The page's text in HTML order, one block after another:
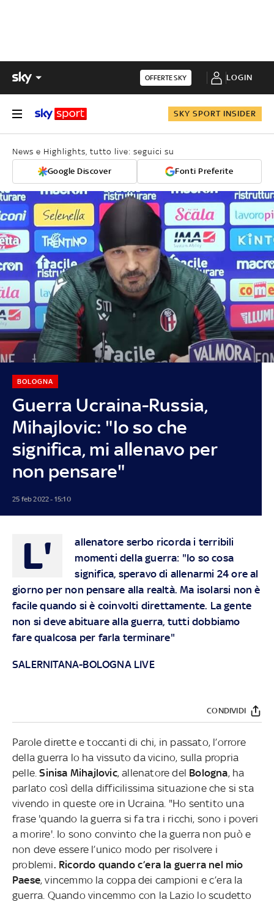
OFFERTE SKY LOGIN
SKY SPORT INSIDER
News e Highlights, tutto live: seguici su
Google Discover Fonti Preferite
Guerra Ucraina-Russia,
Mihajlovic: "Io so che
significa, mi allenavo per
non pensare"
BOLOGNA
25 feb 2022 - 15:10
L'
allenatore serbo ricorda i terribili
momenti della guerra: "Io so cosa
significa, speravo di allenarmi 24 ore al
giorno per non pensare alla realtà. Ma isolarsi non è
facile quando si è coinvolti direttamente. La gente
non si deve abituare alla guerra, tutti dobbiamo
fare qualcosa per farla terminare"
SALERNITANA-BOLOGNA LIVE
CONDIVIDI
Parole dirette e toccanti di chi, in passato, l’orrore
della guerra lo ha vissuto da vicino, sulla propria
pelle.Sinisa Mihajlovic, allenatore del Bologna, ha
parlato così della difficilissima situazione che si sta
vivendo in queste ore in Ucraina. "Ho sentito una
frase 'quando la guerra si fa tra i ricchi, sono i poveri
a morire'. Io sono convinto che la guerra non può e
non deve essere l’unico modo per risolvere i
problemi. Ricordo quando c’era la guerra nel mio
Paese, vincemmo la coppa dei campioni e c’era la
guerra. Quando vincemmo con la Lazio lo scudetto